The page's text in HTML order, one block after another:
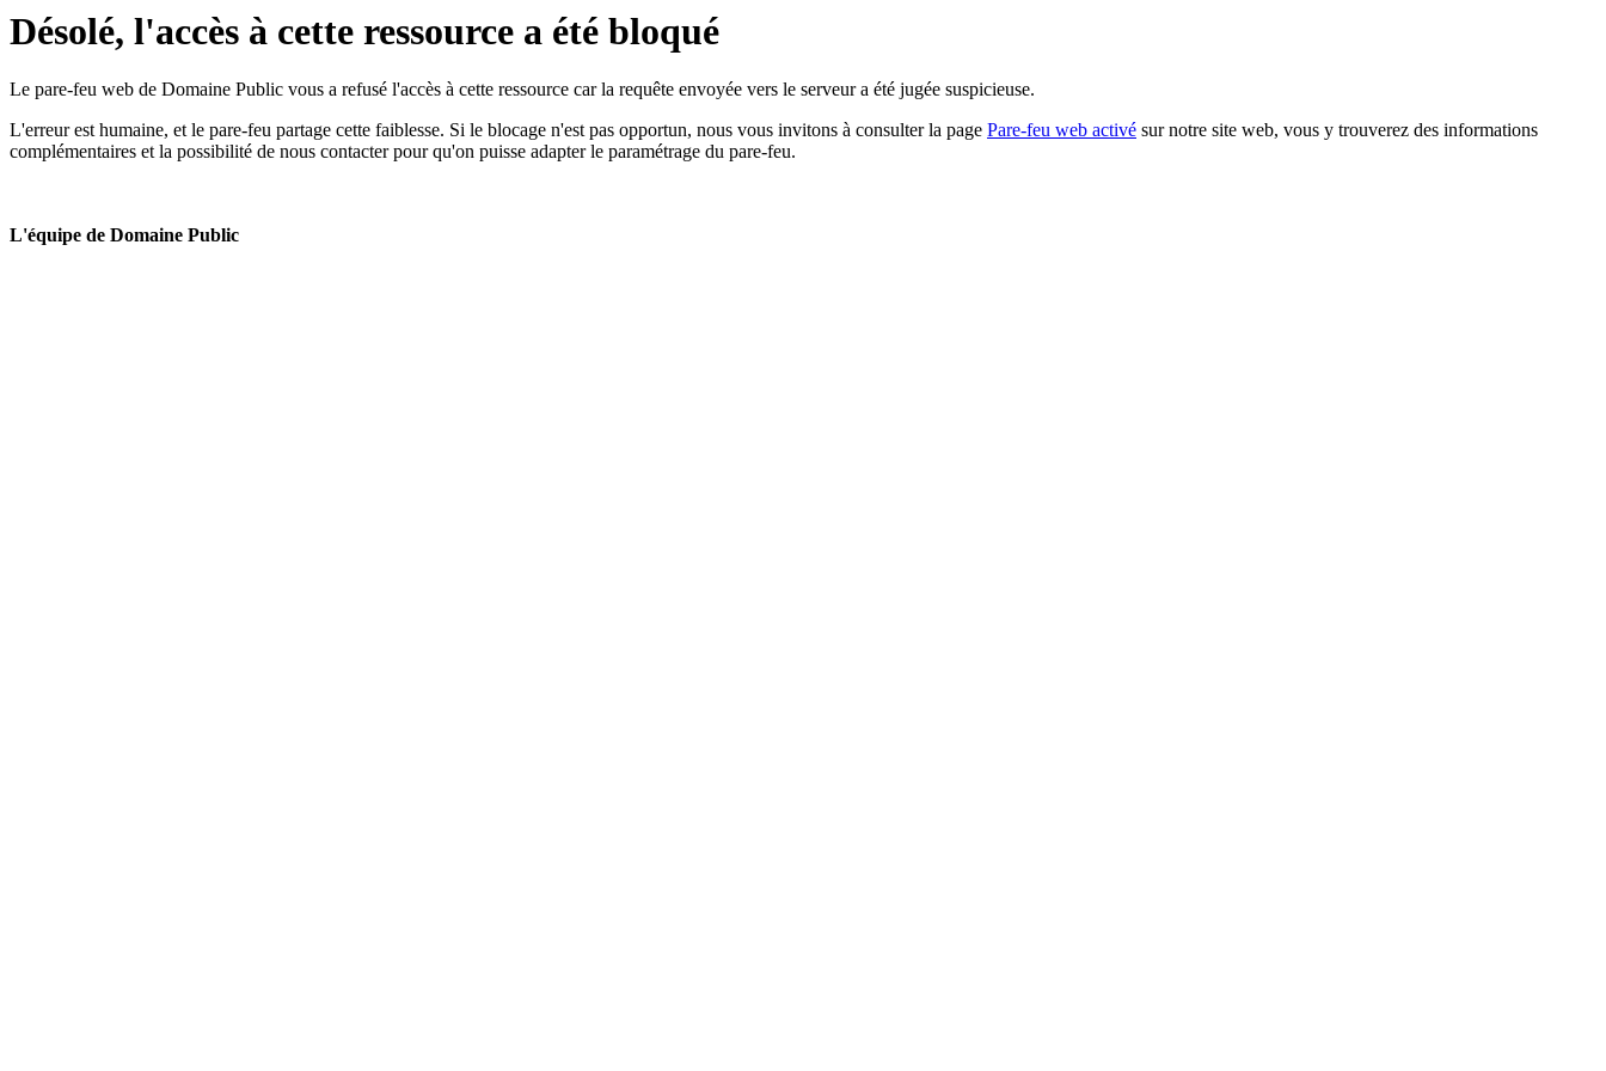
Désolé, l'accès à cette ressource a été bloqué
Le pare-feu web de Domaine Public vous a refusé l'accès à cette ressource car la requête envoyée vers le serveur a été jugée suspicieuse.
L'erreur est humaine, et le pare-feu partage cette faiblesse. Si le blocage n'est pas opportun, nous vous invitons à consulter la page Pare-feu web activé sur notre site web, vous y trouverez des informations
complémentaires et la possibilité de nous contacter pour qu'on puisse adapter le paramétrage du pare-feu.
L'équipe de Domaine Public